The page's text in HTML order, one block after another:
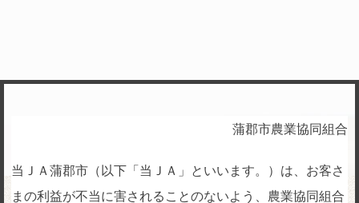
蒲郡市農業協同組合
当ＪＡ蒲郡市（以下「当ＪＡ」といいます。）は、お客さ
まの利益が不当に害されることのないよう、農業協同組合